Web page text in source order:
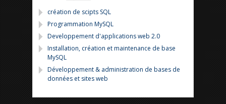
création de scipts SQL
Programmation MySQL
Developpement d'applications web 2.0
Installation, création et maintenance de base
MySQL
Développement & administration de bases de
données et sites web